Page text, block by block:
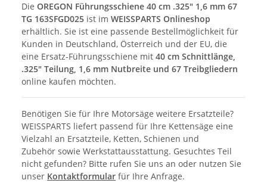
Die OREGON Führungsschiene 40 cm .325" 1,6 mm 67
TG 163SFGD025 ist im WEISSPARTS Onlineshop
erhältlich. Sie ist eine passende Bestellmöglichkeit für
Kunden in Deutschland, Österreich und der EU, die
eine Ersatz-Führungsschiene mit 40 cm Schnittlänge,
.325" Teilung, 1,6 mm Nutbreite und 67 Treibgliedern
online kaufen möchten.
Benötigen Sie für Ihre Motorsäge weitere Ersatzteile?
WEISSPARTS liefert passend für Ihre Kettensäge eine
Vielzahl an Ersatzteile, Ketten, Schienen und
Zubehör sowie Werkstattausstattung. Gesuchtes Teil
nicht gefunden? Bitte rufen Sie uns an oder nutzen Sie
unser Kontaktformular für Ihre Anfrage.